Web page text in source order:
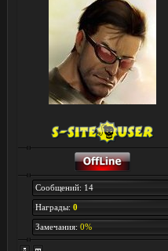
Сообщений: 14
Награды: 0
Замечания: 0%